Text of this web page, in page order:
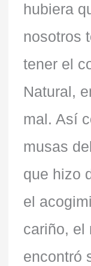
hubiera
nosotros
tener el
Natural,
mal. Así
musas
que hizo
el
cariño, el
encontró